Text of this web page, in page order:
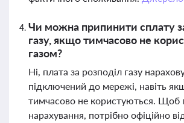
Чи можна припинити сплату
газу, якщо тимчасово не
газом?
Ні, плата за розподіл газу
підключений до мережі, навіть
тимчасово не користуються. Щоб
нарахування, потрібно офіційно